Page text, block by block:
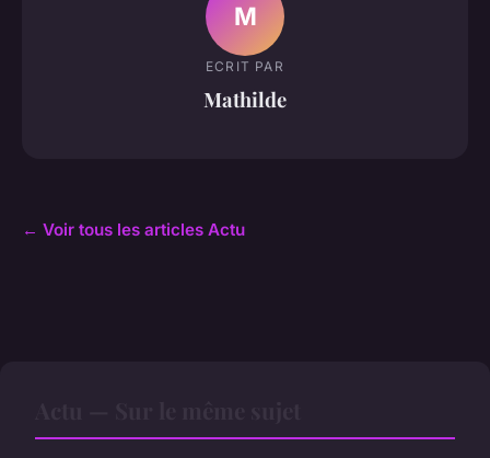
M
ECRIT PAR
Mathilde
← Voir tous les articles Actu